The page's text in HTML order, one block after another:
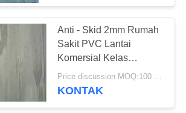
PVC Anti-
Anti - Skid 2mm Rumah
Sakit PVC Lantai
Komersial Kelas
Homogen Vinyl Roll
Price discussion MOQ:100 meter persegi
KONTAK